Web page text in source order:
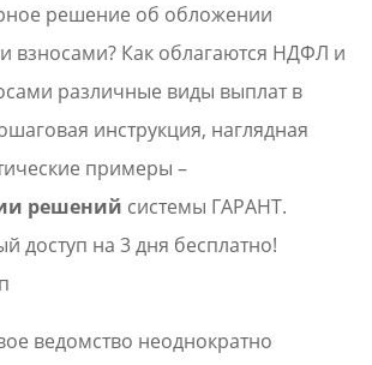
решение об обложении
взносами? Как облагаются НДФЛ и
различные виды выплат в
инструкция, наглядная
примеры –
решений системы ГАРАНТ.
доступ на 3 дня бесплатно!
ведомство неоднократно